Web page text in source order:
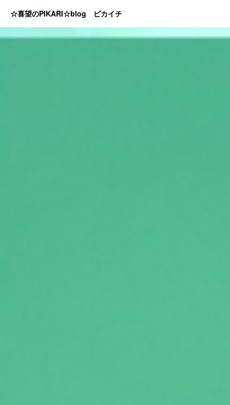
☆喜望のPIKARI☆blog ピカイチ